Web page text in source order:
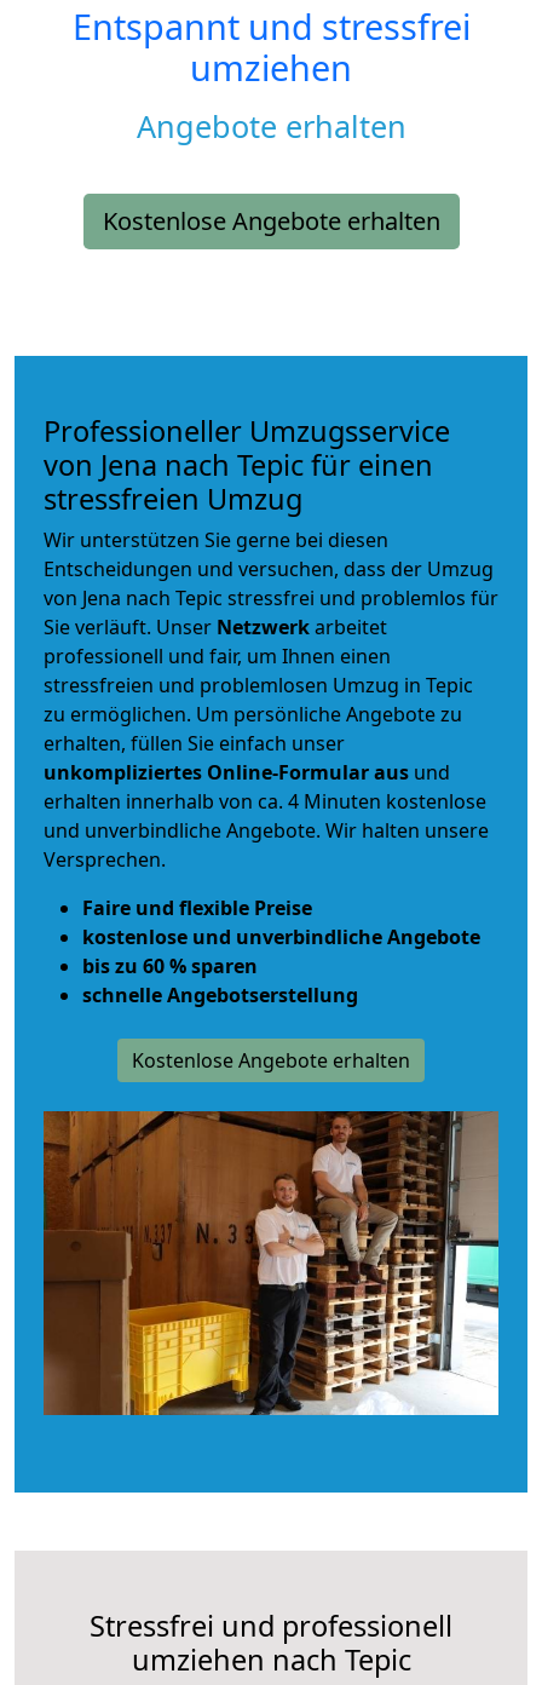
Entspannt und stressfrei
umziehen
Angebote erhalten
Kostenlose Angebote erhalten
Professioneller Umzugsservice
von Jena nach Tepic für einen
stressfreien Umzug
Wir unterstützen Sie gerne bei diesen
Entscheidungen und versuchen, dass der Umzug
von Jena nach Tepic stressfrei und problemlos für
Sie verläuft. Unser Netzwerkarbeitet
professionell und fair, um Ihnen einen
stressfreien und problemlosen Umzug in Tepic
zu ermöglichen. Um persönliche Angebote zu
erhalten, füllen Sie einfach unser
unkompliziertes Online-Formular aus und
erhalten innerhalb von ca. 4 Minuten kostenlose
und unverbindliche Angebote. Wir halten unsere
Versprechen.
Faire und flexible Preise
kostenlose und unverbindliche Angebote
bis zu 60 % sparen
schnelle Angebotserstellung
Kostenlose Angebote erhalten
Stressfrei und professionell
umziehen nach Tepic